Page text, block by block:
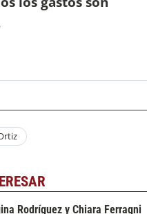
Rodríguez y Chiara Ferragni